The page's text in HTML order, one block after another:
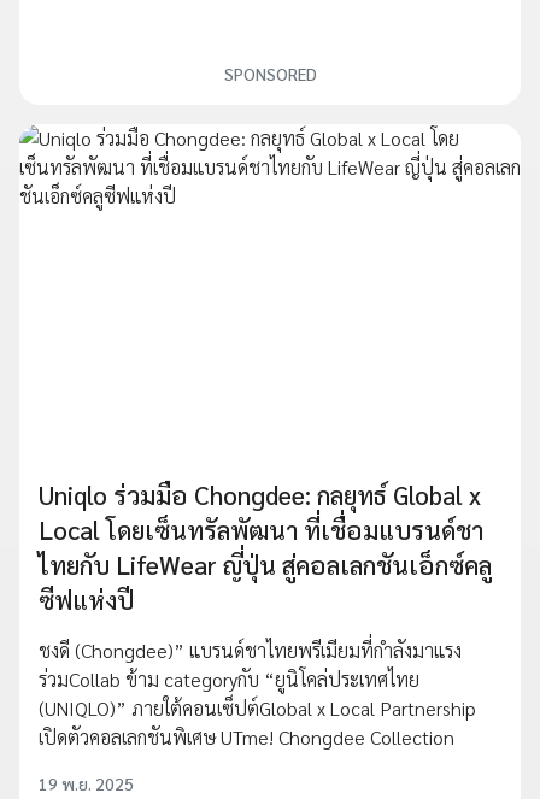
SPONSORED
Uniqlo ร่วมมือ Chongdee: กลยุทธ์ Global x
Local โดยเซ็นทรัลพัฒนา ที่เชื่อมแบรนด์ชา
ไทยกับ LifeWear ญี่ปุ่น สู่คอลเลกชันเอ็กซ์คลู
ซีฟแห่งปี
ชงดี (Chongdee)” แบรนด์ชาไทยพรีเมียมที่กำลังมาแรง
ร่วมCollab ข้าม categoryกับ “ยูนิโคล่ประเทศไทย
(UNIQLO)” ภายใต้คอนเซ็ปต์Global x Local Partnership
เปิดตัวคอลเลกชันพิเศษ UTme! Chongdee Collection
19 พ.ย. 2025